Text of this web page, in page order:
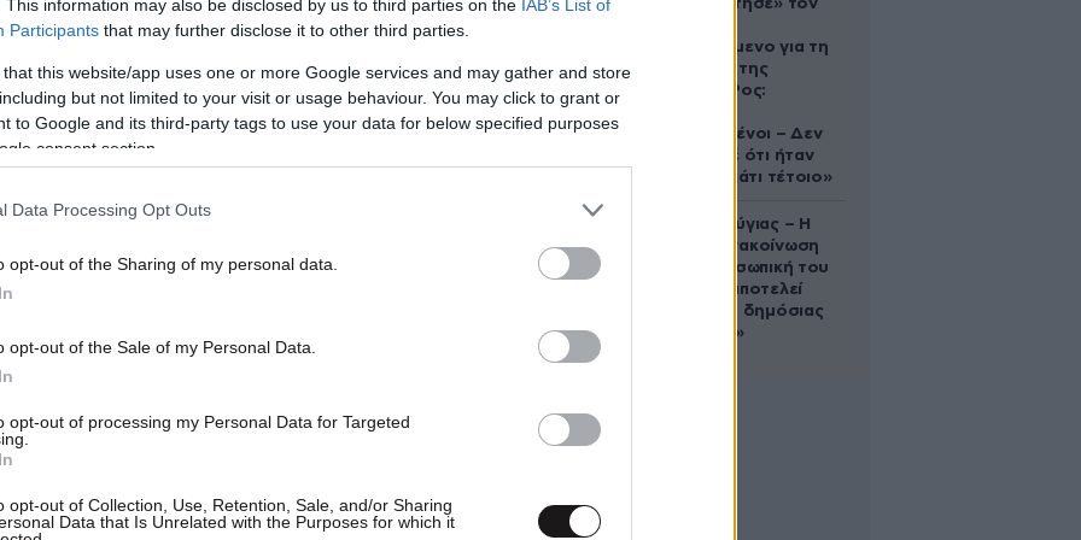
This information may also be disclosed by us to third parties on the IAB’s List of
Participants that may further disclose it to other third parties.
that this website/app uses one or more Google services and may gather and store
but not limited to your visit or usage behaviour. You may click to grant or
to Google and its third-party tags to use your data for below specified purposes
consent section.
Data Processing Opt Outs
opt-out of the Sharing of my personal data.
opt-out of the Sale of my Personal Data.
opt-out of processing my Personal Data for Targeted
opt-out of Collection, Use, Retention, Sale, and/or Sharing
Data that Is Unrelated with the Purposes for which it
Δανία, την Αυστρία και την Ολλανδία σε κοινή
σχεδίου, ενώ βρίσκονται σε εξέλιξη επαφές
των πρώτων σχετικών συμφωνιών.
στα υπόλοιπα
η Ευρωπαϊκή Επιτροπή στις αρχές
σημαντική πρόοδο στην εφαρμογή του
του νέου συστήματος να έχουν πλέον
η Επιτροπή επισημαίνει ότι απαιτούνται
όλα τα απαραίτητα στοιχεία πριν
του νέου πλαισίου.
που «υιοθέτησε» τον
κατηγορούμενο για τη
δολοφονία της
Ελίζαμπεθ Ρος:
συντετριμμένοι – Δεν
έδειξε ποτέ ότι ήταν
ικανός για κάτι τέτοιο»
Χρίστος Κούγιας – Η
αυστηρή ανακοίνωση
για την προσωπική του
ζωή: «Δεν αποτελεί
αντικείμενο δημόσιας
συζήτησης»